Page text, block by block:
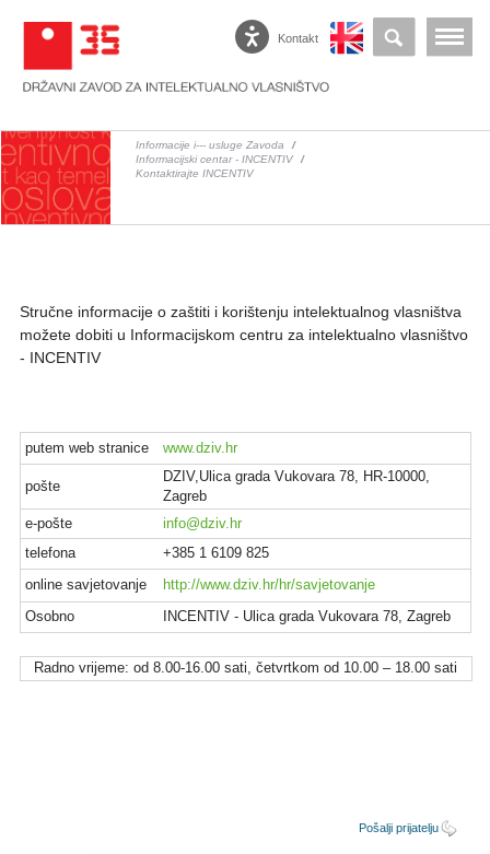
Kontakt
Informacije i--- usluge Zavoda
/
Informacijski centar - INCENTIV
/
Kontaktirajte INCENTIV
Stručne informacije o zaštiti i korištenju intelektualnog vlasništva
možete dobiti u Informacijskom centru za intelektualno vlasništvo
- INCENTIV
putem web stranice www.dziv.hr
pošte
DZIV,Ulica grada Vukovara 78, HR-10000,
Zagreb
e-pošte
info@dziv.hr
telefona
+385 1 6109 825
online savjetovanje http://www.dziv.hr/hr/savjetovanje
Osobno INCENTIV - Ulica grada Vukovara 78, Zagreb
Radno vrijeme: od 8.00-16.00 sati, četvrtkom od 10.00 – 18.00 sati
Pošalji prijatelju